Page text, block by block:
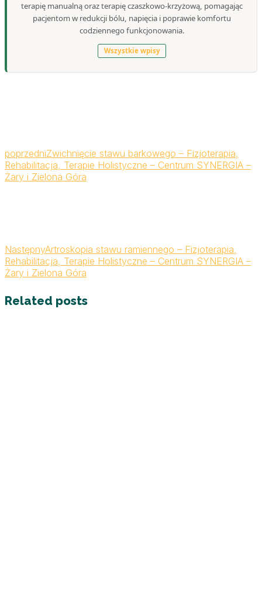
terapię manualną oraz terapię czaszkowo-krzyżową, pomagając
pacjentom w redukcji bólu, napięcia i poprawie komfortu
codziennego funkcjonowania.
Wszystkie wpisy
poprzedniZwichnięcie stawu barkowego – Fizjoterapia,
Rehabilitacja, Terapie Holistyczne – Centrum SYNERGIA –
Żary i Zielona Góra
NastępnyArtroskopia stawu ramiennego – Fizjoterapia,
Rehabilitacja, Terapie Holistyczne – Centrum SYNERGIA –
Żary i Zielona Góra
Related posts